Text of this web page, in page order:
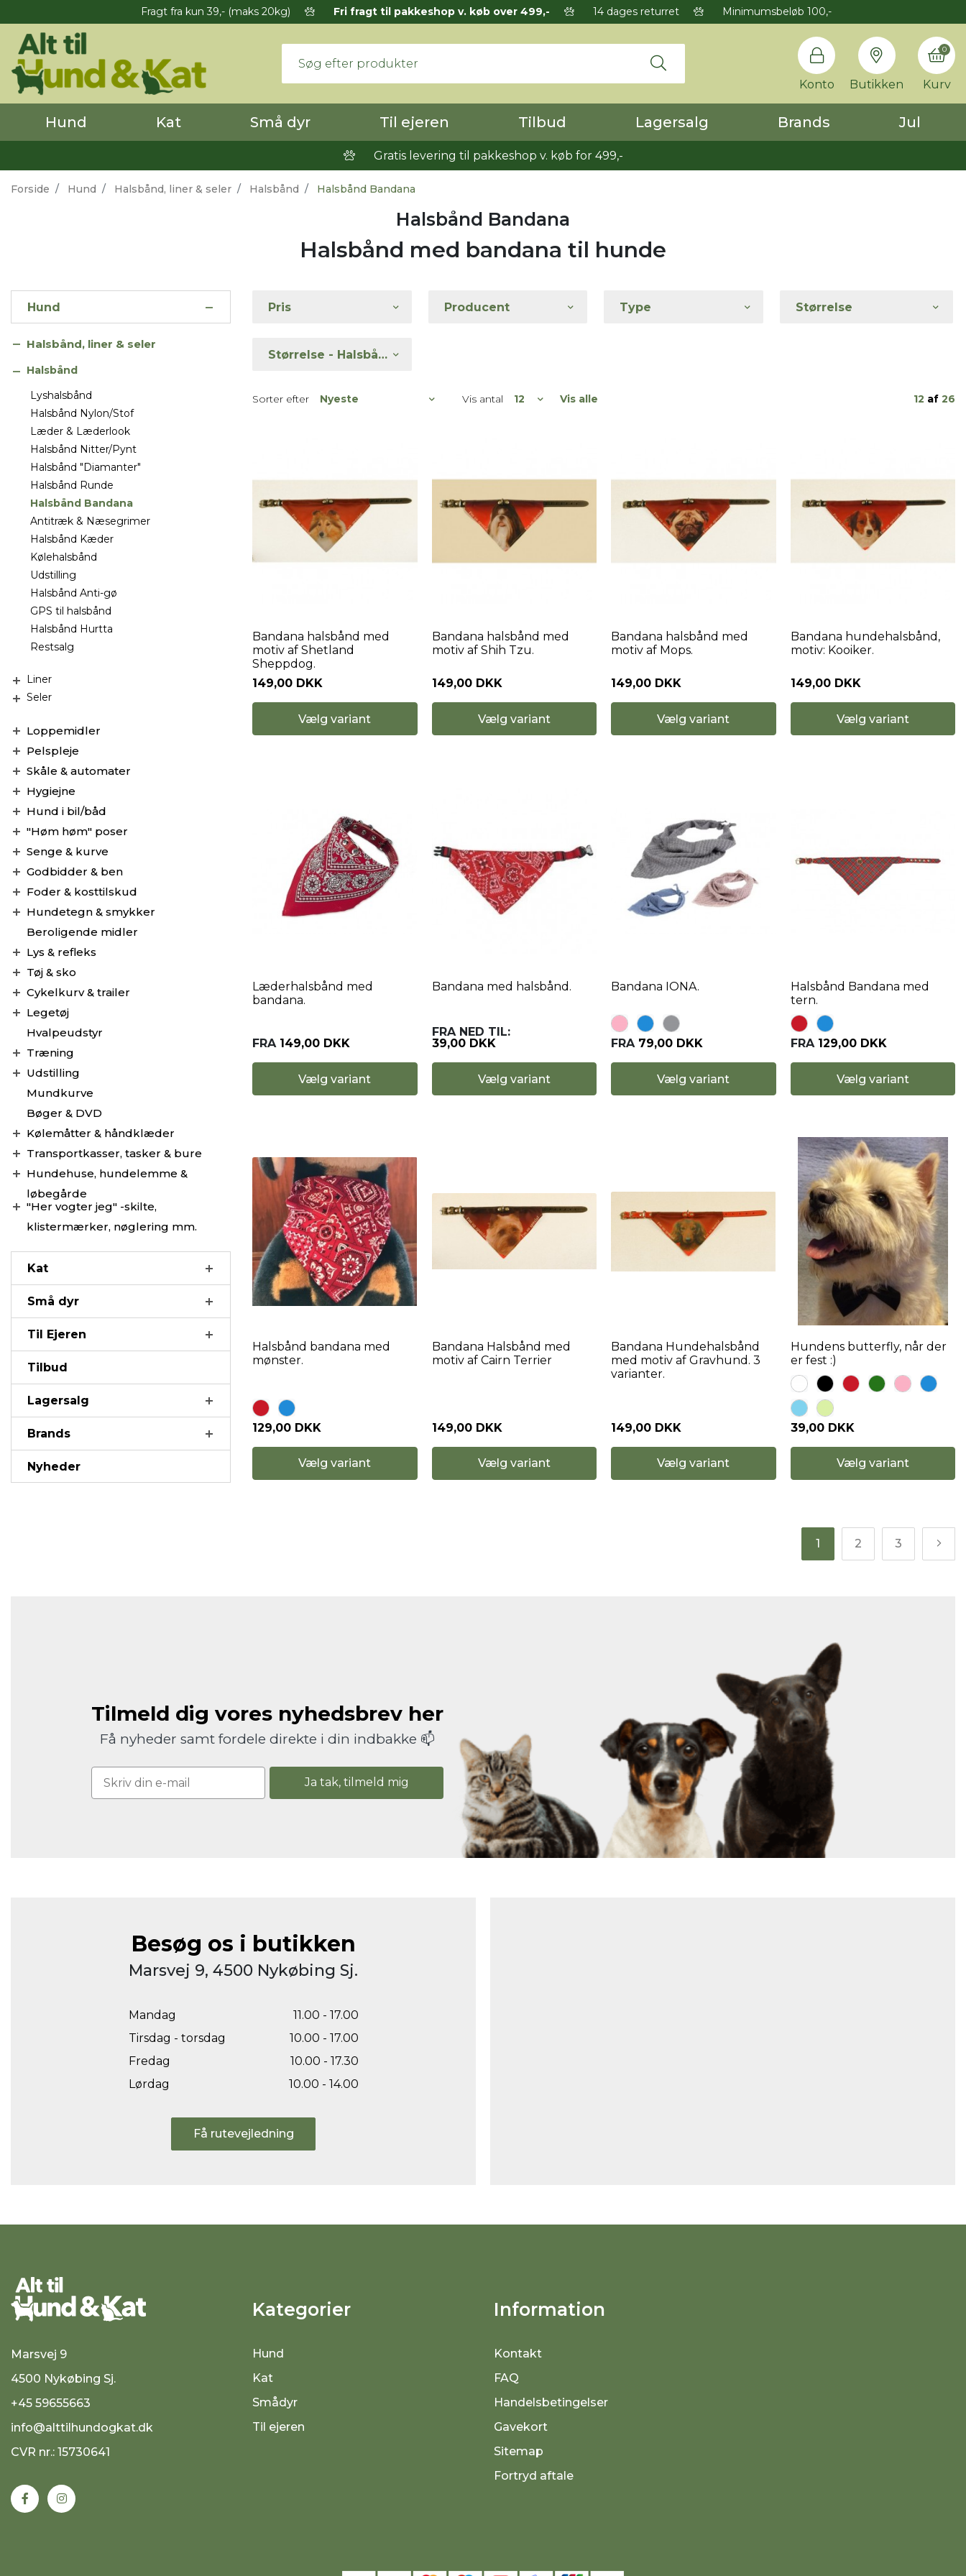
Fragt fra kun 39,- (maks 20kg) Fri fragt til pakkeshop v. køb over 499,- 14 dages returret Minimumsbeløb 100,-
Konto Butikken Kurv
0
Hund Kat Små dyr Til ejeren Tilbud Lagersalg Brands Jul
Gratis levering til pakkeshop v. køb for 499,-
Forside Hund Halsbånd, liner & seler Halsbånd Halsbånd Bandana
Halsbånd Bandana
Halsbånd med bandana til hunde
Hund
Halsbånd, liner & seler
Halsbånd
Lyshalsbånd
Halsbånd Nylon/Stof
Læder & Læderlook
Halsbånd Nitter/Pynt
Halsbånd "Diamanter"
Halsbånd Runde
Halsbånd Bandana
Antitræk & Næsegrimer
Halsbånd Kæder
Kølehalsbånd
Udstilling
Halsbånd Anti-gø
GPS til halsbånd
Halsbånd Hurtta
Restsalg
Liner
Seler
Loppemidler
Pelspleje
Skåle & automater
Hygiejne
Hund i bil/båd
"Høm høm" poser
Senge & kurve
Godbidder & ben
Foder & kosttilskud
Hundetegn & smykker
Beroligende midler
Lys & refleks
Tøj & sko
Cykelkurv & trailer
Legetøj
Hvalpeudstyr
Træning
Udstilling
Mundkurve
Bøger & DVD
Kølemåtter & håndklæder
Transportkasser, tasker & bure
Hundehuse, hundelemme &
løbegårde
"Her vogter jeg" -skilte,
klistermærker, nøglering mm.
Kat
Små dyr
Til Ejeren
Tilbud
Lagersalg
Brands
Nyheder
Pris Producent Type Størrelse
Størrelse - Halsbånd (filtrering)
Sorter efter Vis antal Vis alle 12 af 26
Bandana halsbånd med
motiv af Shetland
Sheppdog.
149,00 DKK
Vælg variant
Bandana halsbånd med
motiv af Shih Tzu.
149,00 DKK
Vælg variant
Bandana halsbånd med
motiv af Mops.
149,00 DKK
Vælg variant
Bandana hundehalsbånd,
motiv: Kooiker.
149,00 DKK
Vælg variant
Læderhalsbånd med
bandana.
FRA 149,00 DKK
Vælg variant
Bandana med halsbånd.
FRA NED TIL:
39,00 DKK
Vælg variant
Bandana IONA.
FRA 79,00 DKK
Vælg variant
Halsbånd Bandana med
tern.
FRA 129,00 DKK
Vælg variant
Halsbånd bandana med
mønster.
129,00 DKK
Vælg variant
Bandana Halsbånd med
motiv af Cairn Terrier
149,00 DKK
Vælg variant
Bandana Hundehalsbånd
med motiv af Gravhund. 3
varianter.
149,00 DKK
Vælg variant
Hundens butterfly, når der
er fest :)
39,00 DKK
Vælg variant
1 2 3
Tilmeld dig vores nyhedsbrev her
Få nyheder samt fordele direkte i din indbakke 📫
Ja tak, tilmeld mig
Besøg os i butikken
Marsvej 9, 4500 Nykøbing Sj.
Mandag
11.00 - 17.00
Tirsdag - torsdag
10.00 - 17.00
Fredag
10.00 - 17.30
Lørdag
10.00 - 14.00
Få rutevejledning
Marsvej 9
4500 Nykøbing Sj.
+45 59655663
info@alttilhundogkat.dk
CVR nr.: 15730641
Kategorier
Hund
Kat
Smådyr
Til ejeren
Information
Kontakt
FAQ
Handelsbetingelser
Gavekort
Sitemap
Fortryd aftale